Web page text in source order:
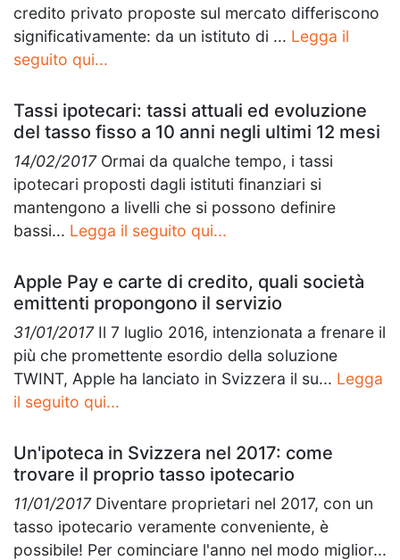
credito privato proposte sul mercato differiscono
significativamente: da un istituto di ... Legga il
seguito qui...
Tassi ipotecari: tassi attuali ed evoluzione
del tasso fisso a 10 anni negli ultimi 12 mesi
14/02/2017Ormai da qualche tempo, i tassi
ipotecari proposti dagli istituti finanziari si
mantengono a livelli che si possono definire
bassi... Legga il seguito qui...
Apple Pay e carte di credito, quali società
emittenti propongono il servizio
31/01/2017Il 7 luglio 2016, intenzionata a frenare il
più che promettente esordio della soluzione
TWINT, Apple ha lanciato in Svizzera il su... Legga
il seguito qui...
Un'ipoteca in Svizzera nel 2017: come
trovare il proprio tasso ipotecario
11/01/2017Diventare proprietari nel 2017, con un
tasso ipotecario veramente conveniente, è
possibile! Per cominciare l'anno nel modo miglior...